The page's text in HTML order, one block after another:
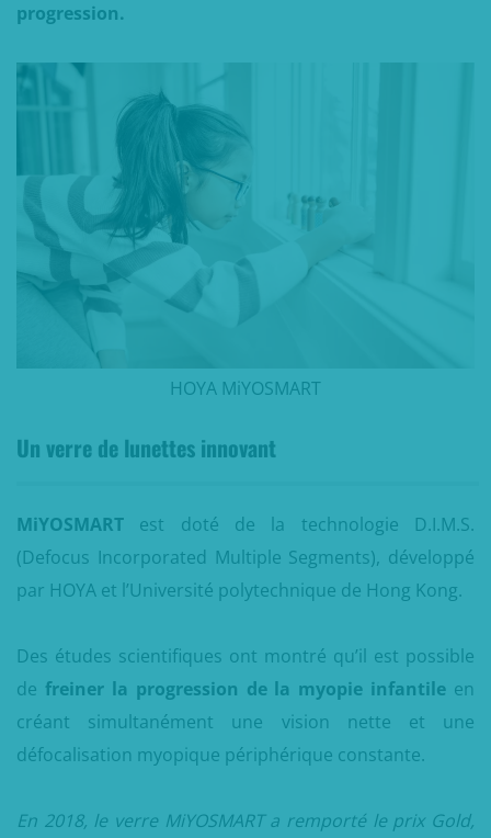
progression.
HOYA MiYOSMART
Un verre de lunettes innovant
MiYOSMART est doté de la technologie D.I.M.S.
(Defocus Incorporated Multiple Segments), développé
par HOYA et l’Université polytechnique de Hong Kong.
Des études scientifiques ont montré qu’il est possible
de freiner la progression de la myopie infantile en
créant simultanément une vision nette et une
défocalisation myopique périphérique constante.
En 2018, le verre MiYOSMART a remporté le prix Gold,